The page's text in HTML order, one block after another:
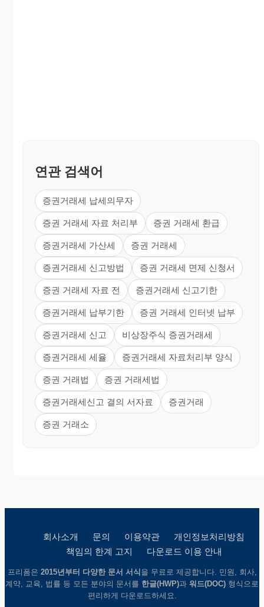
연관 검색어
증권거래세 납세의무자
증권 거래세 자료 처리부 증권 거래세 환급
증권거래세 가산세 증권 거래세
증권거래세 신고방법 증권 거래세 면제 신청서
증권 거래세 자료 전 증권거래세 신고기한
증권거래세 납부기한 증권 거래세 인터넷 납부
증권거래세 신고 비상장주식 증권거래세
증권거래세 세율 증권거래세 자료처리부 양식
증권 거래법 증권 거래세법
증권거래세신고 결의 서자료 증권거래
증권 거래소
회사소개 문의 이용약관
개인정보처리방침
책임의 한계 고지
다운로드 이용 안내
프리폼은 2015년부터 다양한 문서 서식 을 무료로 제공합니다. 민원, 회사,
계약, 교육, 법률 등 모든 분야의 문서를 한글(HWP)과 워드(DOC) 형식으로
편리하게 다운로드하세요.